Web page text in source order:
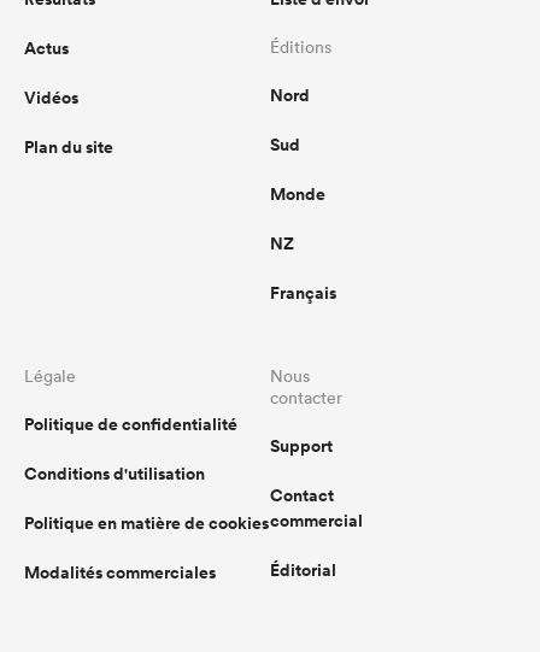
Actus
Vidéos
Plan du site
Éditions
Nord
Sud
Monde
NZ
Français
Légale
Politique de confidentialité
Conditions d'utilisation
Politique en matière de cookies
Modalités commerciales
Nous
contacter
Support
Contact
commercial
Éditorial